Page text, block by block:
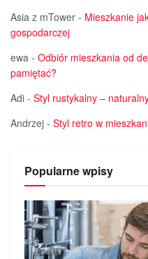
Asia z mTower - Mieszkanie
gospodarczej
ewa - Odbiór mieszkania od
pamiętać?
Adi - Styl rustykalny –
Andrzej - Styl retro w
Popularne wpisy